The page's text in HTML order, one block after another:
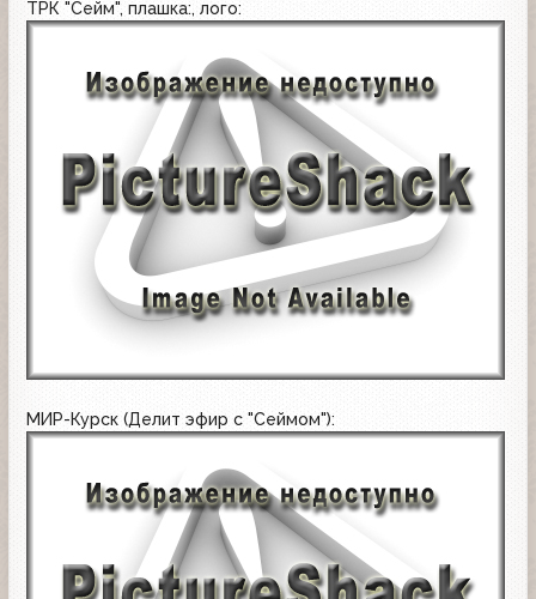
ТРК "Сейм", плашка:, лого:
МИР-Курск (Делит эфир с "Сеймом"):